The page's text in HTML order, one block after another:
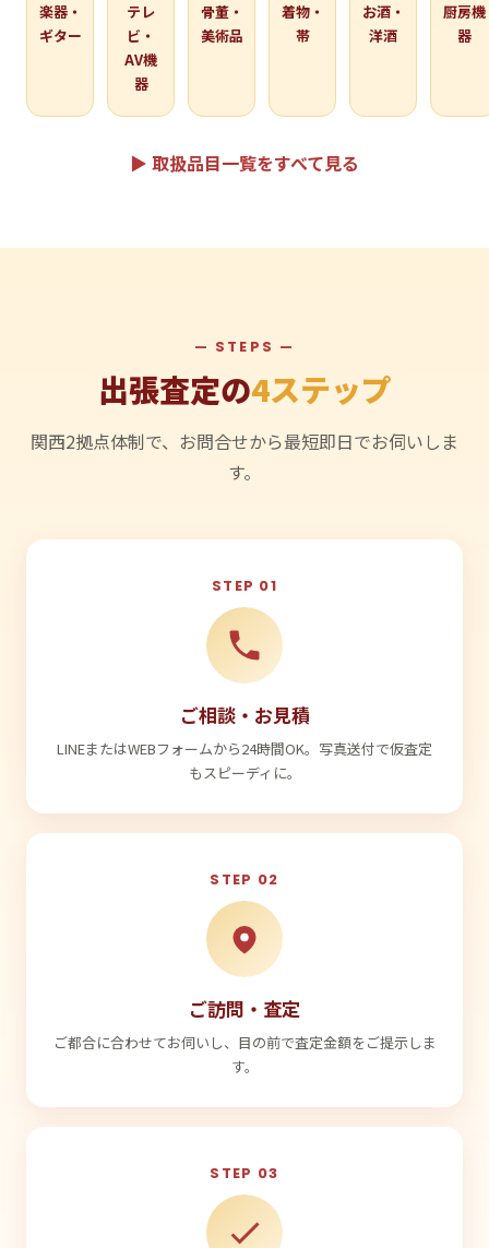
楽器・
ギター
テレ
ビ・
AV機
器
骨董・
美術品
着物・
帯
お酒・
洋酒
厨房機
器
▶ 取扱品目一覧をすべて見る
— STEPS —
出張査定の4ステップ
関西2拠点体制で、お問合せから最短即日でお伺いしま
す。
STEP 01
ご相談・お見積
LINEまたはWEBフォームから24時間OK。写真送付で仮査定
もスピーディに。
STEP 02
ご訪問・査定
ご都合に合わせてお伺いし、目の前で査定金額をご提示しま
す。
STEP 03